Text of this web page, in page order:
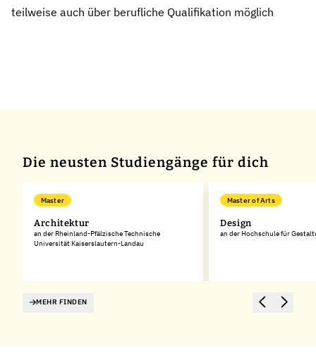
teilweise auch über berufliche Qualifikation möglich
Die neusten Studiengänge für dich
ScienceMaster
Architektur
an der Rheinland-Pfälzische Technische
Universität Kaiserslautern-Landau
Master of Arts
Design
an der Hochschule für
MEHR FINDEN